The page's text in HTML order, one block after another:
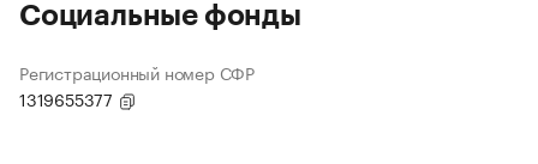
Социальные фонды
Регистрационный номер СФР
1319655377